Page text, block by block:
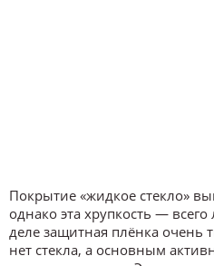
Покрытие «жидкое стекло»
однако эта хрупкость —
деле защитная плёнка очень
нет стекла, а основным